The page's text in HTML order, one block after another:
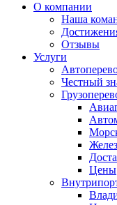
О компании
Наша
Отзывы
Услуги
Честный
Цены